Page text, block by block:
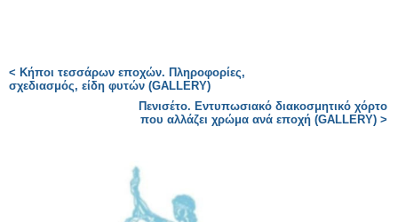
< Κήποι τεσσάρων εποχών. Πληροφορίες,
σχεδιασμός, είδη φυτών (GALLERY)
Πενισέτο. Εντυπωσιακό διακοσμητικό χόρτο
που αλλάζει χρώμα ανά εποχή (GALLERY) >